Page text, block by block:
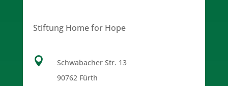
Stiftung Home for Hope

Schwabacher Str. 13
90762 Fürth